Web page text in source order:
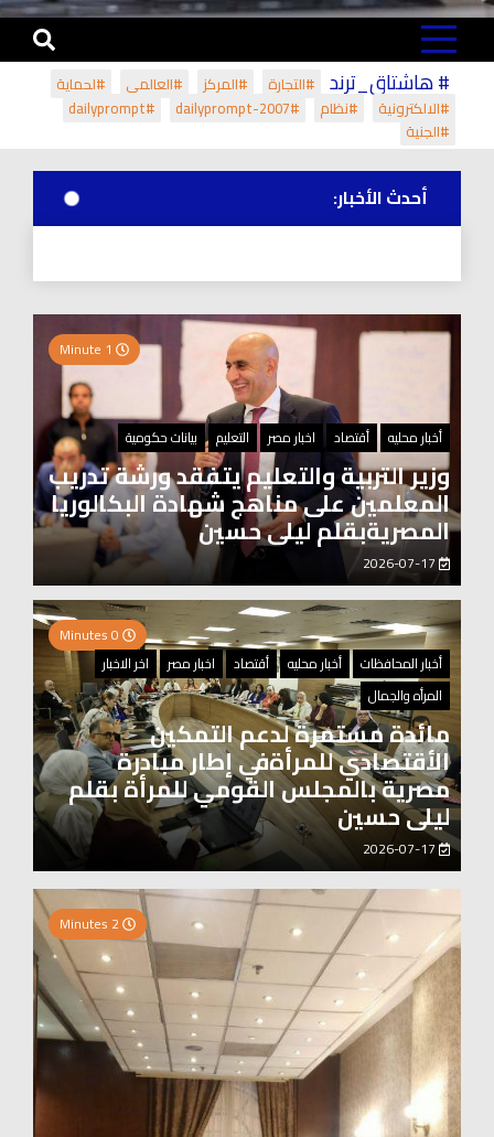
# هاشتاق_ترند #التجارة #المركز #العالمي
#لحماية
#الالكترونية
#نظام #dailyprompt-2007
#dailyprompt
#الجنية
أحدث الأخبار:
أخبار محليه أقتصاد اخبار مصر التعليم بيانات حكومية
وزير التربية والتعليم يتفقد ورشة تدريب
المعلمين على مناهج شهادة البكالوريا
المصريةبقلم ليلى حسين
أخبار المحافظات
أخبار محليه أقتصاد اخبار مصر
اخر الاخبار
المرأه والجمال
مائدة مستمرة لدعم التمكين
الأقتصادي للمرأةفي إطار مبادرة
مصرية بالمجلس القومي للمرأة بقلم
ليلى حسين
2026-07-17